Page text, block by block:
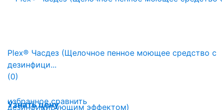
избранное сравнить
Plex® Часдез (Щелочное пенное моющее средство с
дезинфици...
(0)
Узнать цену